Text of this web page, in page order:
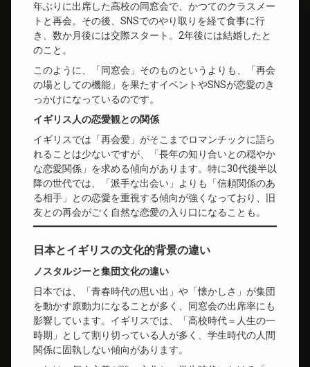
年ぶりに出席した高校の同窓会で、かつてのクラスメー
トと再会。その後、SNSでのやり取りを経て食事に行
き、数か月後には交際スタート。2年後には結婚したと
のこと。
このように、「同窓会」そのものというよりも、「再会
の場としての機能」を果たすイベントやSNSが恋愛のき
っかけになっているのです。
イギリス人の恋愛観との関係
イギリスでは「再会愛」がそこまでロマンチックに語ら
れることは少ないですが、「長年の知り合いとの穏やか
な恋愛関係」を求める傾向があります。特に30代後半以
降の世代では、「派手な出会い」よりも「信頼関係のあ
る相手」との恋愛を重視する傾向が強くなっており、旧
友との再会がごく自然な恋愛の入り口になることも。
日本とイギリスの文化的背景の違い
ノスタルジーと集団文化の違い
日本では、「青春時代の思い出」や「懐かしさ」が集団
を動かす原動力になることが多く、同窓会の出席率にも
影響しています。イギリスでは、「高校時代＝人生の一
時期」として割り切っている人が多く、学生時代の人間
関係に固執しない傾向があります。